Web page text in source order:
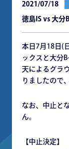
2021/07/18
徳島IS vs 大分
本日7月18日(
ックスと大分
天によるグラ
りましたので
なお、中止と
ん。
【中止決定】